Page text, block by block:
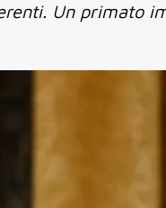
Un primato